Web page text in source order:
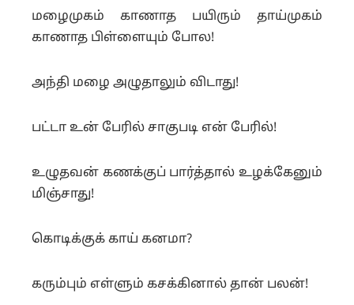
மழைமுகம் காணாத பயிரும் தாய்முகம்
காணாத பிள்ளையும் போல!
அந்தி மழை அழுதாலும் விடாது!
பட்டா உன் பேரில் சாகுபடி என் பேரில்!
உழுதவன் கணக்குப் பார்த்தால் உழக்கேனும்
மிஞ்சாது!
கொடிக்குக் காய் கனமா?
கரும்பும் எள்ளும் கசக்கினால் தான் பலன்!